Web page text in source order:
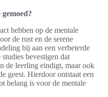
hebben op de mentale
de rust en de serene
bij aan een verbeterde
bevestigen dat
de leerling eindigt, maar ook
geest. Hierdoor ontstaat een
belang is voor de mentale